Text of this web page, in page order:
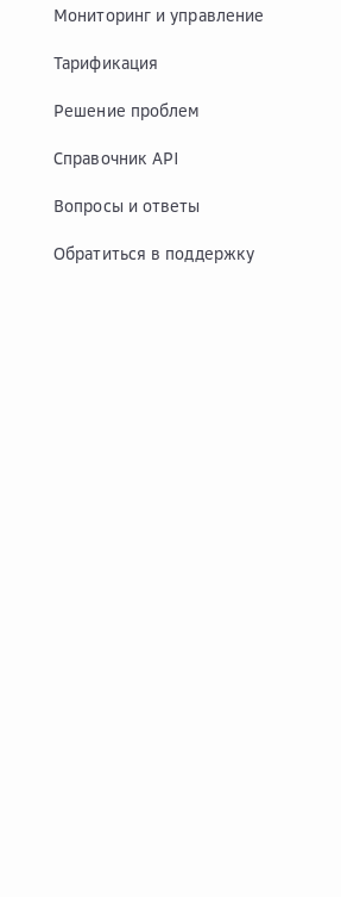
Мониторинг и управление
Тарификация
Решение проблем
Справочник API
Вопросы и ответы
Обратиться в поддержку